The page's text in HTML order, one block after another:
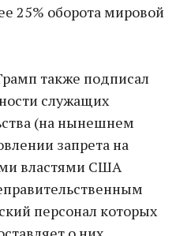
25% оборота мировой
также подписал
служащих
(на нынешнем
запрета на
властями США
персонал которых